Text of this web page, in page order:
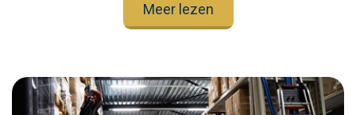
Meer lezen